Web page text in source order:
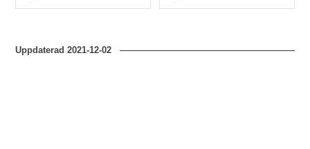
Typ Typ
Uppdaterad2021-12-02